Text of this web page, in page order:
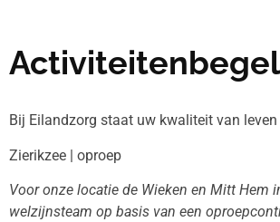
Bij Eilandzorg staat uw kwaliteit van
Zierikzee | oproep
Voor onze locatie de Wieken en Mitt Hem
welzijnsteam op basis van een